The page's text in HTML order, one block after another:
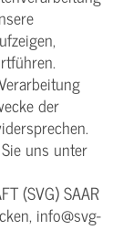
der
uns unter
(SVG) SAAR
info@svg-